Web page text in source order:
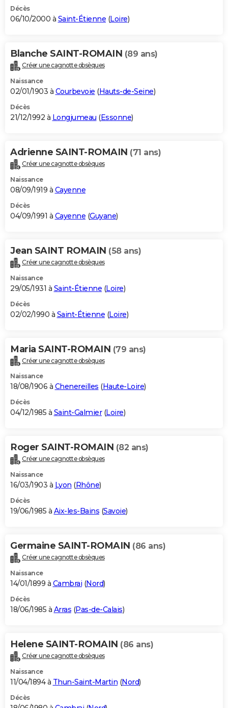
Décès
06/10/2000 à Saint-Étienne (Loire)
Blanche SAINT-ROMAIN (89 ans)
Créer une cagnotte obsèques
Naissance
02/01/1903 à Courbevoie (Hauts-de-Seine)
Décès
21/12/1992 à Longjumeau (Essonne)
Adrienne SAINT-ROMAIN (71 ans)
Créer une cagnotte obsèques
Naissance
08/09/1919 à Cayenne
Décès
04/09/1991 à Cayenne (Guyane)
Jean SAINT ROMAIN (58 ans)
Créer une cagnotte obsèques
Naissance
29/05/1931 à Saint-Étienne (Loire)
Décès
02/02/1990 à Saint-Étienne (Loire)
Maria SAINT-ROMAIN (79 ans)
Créer une cagnotte obsèques
Naissance
18/08/1906 à Chenereilles (Haute-Loire)
Décès
04/12/1985 à Saint-Galmier(Loire)
Roger SAINT-ROMAIN (82 ans)
Créer une cagnotte obsèques
Naissance
16/03/1903 à Lyon (Rhône)
Décès
19/06/1985 à Aix-les-Bains (Savoie)
Germaine SAINT-ROMAIN (86 ans)
Créer une cagnotte obsèques
Naissance
14/01/1899 à Cambrai (Nord)
Décès
18/06/1985 à Arras (Pas-de-Calais)
Helene SAINT-ROMAIN (86 ans)
Créer une cagnotte obsèques
Naissance
11/04/1894 à Thun-Saint-Martin (Nord)
Décès